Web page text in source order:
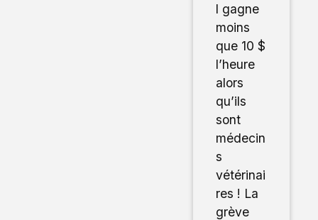
l gagne
moins
que 10 $
l’heure
alors
qu’ils
sont
médecin
s
vétérinai
res ! La
grève